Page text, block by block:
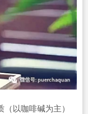
以咖啡碱为主）